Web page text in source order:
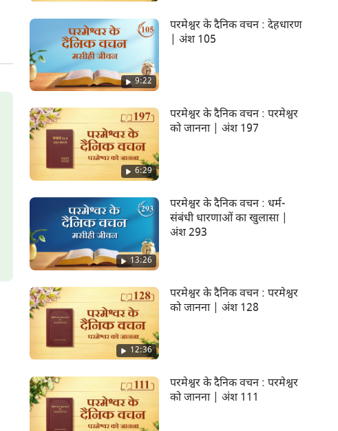
9:22
परमेश्वर के दैनिक वचन : देहधारण
| अंश 105
6:29
परमेश्वर के दैनिक वचन : परमेश्वर
को जानना | अंश 197
13:26
परमेश्वर के दैनिक वचन : धर्म-
संबंधी धारणाओं का खुलासा |
अंश 293
12:36
परमेश्वर के दैनिक वचन : परमेश्वर
को जानना | अंश 128
परमेश्वर के दैनिक वचन : परमेश्वर
को जानना | अंश 111